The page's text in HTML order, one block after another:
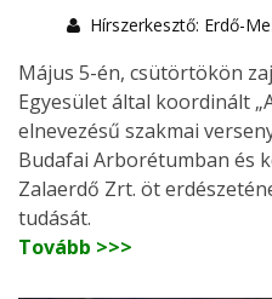
Hírszerkesztő: Erdő-
Május 5-én, csütörtökön
Egyesület által koordinált
elnevezésű szakmai
Budafai Arborétumban és
Zalaerdő Zrt. öt
tudását.
Tovább >>>